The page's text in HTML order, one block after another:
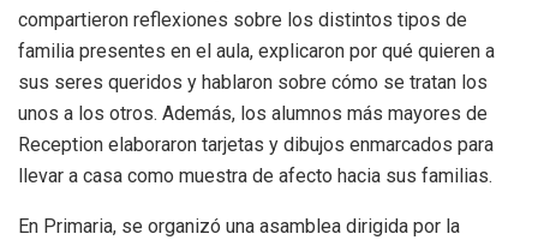
compartieron reflexiones sobre los distintos tipos de
familia presentes en el aula, explicaron por qué quieren a
sus seres queridos y hablaron sobre cómo se tratan los
unos a los otros. Además, los alumnos más mayores de
Reception elaboraron tarjetas y dibujos enmarcados para
llevar a casa como muestra de afecto hacia sus familias.
En Primaria, se organizó una asamblea dirigida por la